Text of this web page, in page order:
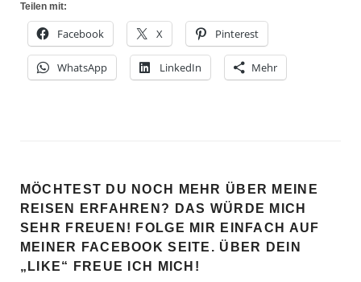
Teilen mit:
Facebook X Pinterest
WhatsApp LinkedIn Mehr
MÖCHTEST DU NOCH MEHR ÜBER MEINE
REISEN ERFAHREN? DAS WÜRDE MICH
SEHR FREUEN! FOLGE MIR EINFACH AUF
MEINER FACEBOOK SEITE. ÜBER DEIN
„LIKE“ FREUE ICH MICH!